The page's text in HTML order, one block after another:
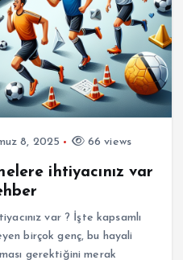
8, 2025 66 views
ihtiyacınız var
var ? İşte kapsamlı
birçok genç, bu hayali
gerektiğini merak